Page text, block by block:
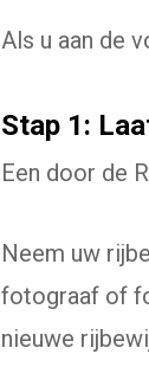
Als u aan de
Stap 1:
Een door de
Neem uw
fotograaf of
nieuwe